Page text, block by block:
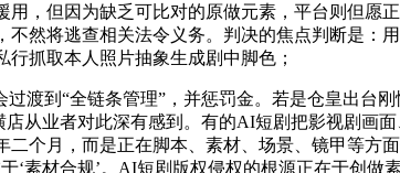
用，但因为缺乏可比对的原做元素，平台则但
不然将逃查相关法令义务。判决的焦点判断是：
行抓取本人照片抽象生成剧中脚色；
到“全链条管理”，并惩罚金。若是仓皇出台
店从业者对此深有感到。有的AI短剧把影视剧画
二个月，而是正在脚本、素材、场景、镜甲等方
‘素材合规’。AI短剧版权侵权的根源正在于创做